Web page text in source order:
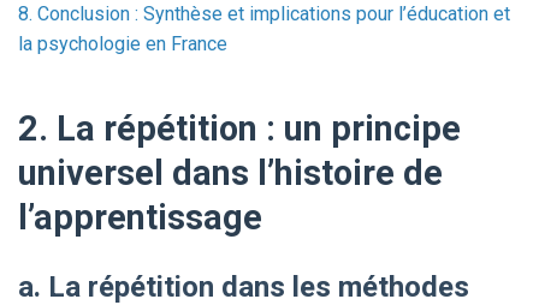
8. Conclusion : Synthèse et implications pour l’éducation et
la psychologie en France
2. La répétition : un principe
universel dans l’histoire de
l’apprentissage
a. La répétition dans les méthodes